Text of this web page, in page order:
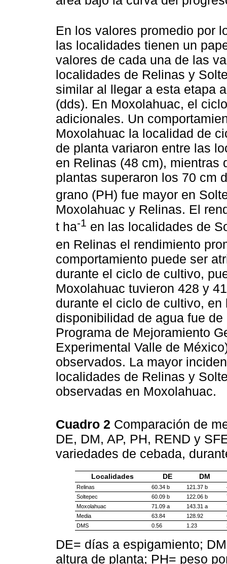
En los valores promedio por
las localidades tienen un
valores de cada una de las
localidades de Relinas y
similar al llegar a esta etapa
(dds). En Moxolahuac, el
adicionales. Un
Moxolahuac la localidad de
de planta variaron entre las
en Relinas (48 cm), mientras
plantas superaron los 70 cm
grano (PH) fue mayor en
Moxolahuac y Relinas. El
t ha-1 en las localidades de
en Relinas el rendimiento
comportamiento puede ser
durante el ciclo de cultivo,
Moxolahuac tuvieron 428 y
durante el ciclo de cultivo,
disponibilidad de agua fue
Programa de Mejoramiento
Experimental Valle de
observados. La mayor
localidades de Relinas y
observadas en Moxolahuac.
Cuadro 2 Comparación de
DE, DM, AP, PH, REND y
variedades de cebada,
Localidades DE DM
Relinas 60.34 b 121.37 b
Soltepec
60.09 b 122.06 b
Moxolahuac
71.09 a 143.31 a
Media
63.84 128.92
DMS
0.56 1.23
DE= días a espigamiento;
altura de planta; PH= peso